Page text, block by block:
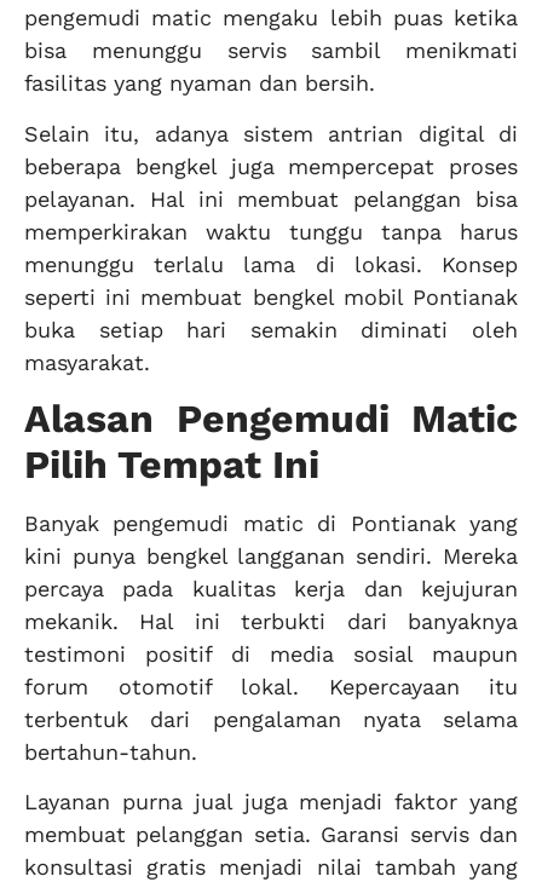
pengemudi matic mengaku lebih puas ketika
bisa menunggu servis sambil menikmati
fasilitas yang nyaman dan bersih.
Selain itu, adanya sistem antrian digital di
beberapa bengkel juga mempercepat proses
pelayanan. Hal ini membuat pelanggan bisa
memperkirakan waktu tunggu tanpa harus
menunggu terlalu lama di lokasi. Konsep
seperti ini membuat bengkel mobil Pontianak
buka setiap hari semakin diminati oleh
masyarakat.
Alasan Pengemudi Matic
Pilih Tempat Ini
Banyak pengemudi matic di Pontianak yang
kini punya bengkel langganan sendiri. Mereka
percaya pada kualitas kerja dan kejujuran
mekanik. Hal ini terbukti dari banyaknya
testimoni positif di media sosial maupun
forum otomotif lokal. Kepercayaan itu
terbentuk dari pengalaman nyata selama
bertahun-tahun.
Layanan purna jual juga menjadi faktor yang
membuat pelanggan setia. Garansi servis dan
konsultasi gratis menjadi nilai tambah yang